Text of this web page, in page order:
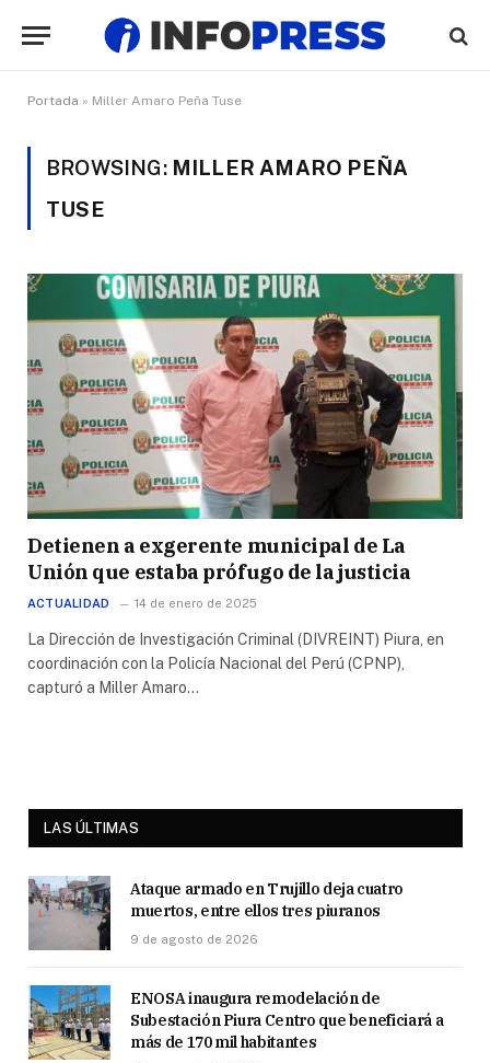
Portada » Miller Amaro Peña Tuse
BROWSING: MILLER AMARO PEÑA
TUSE
Detienen a exgerente municipal de La
Unión que estaba prófugo de la justicia
ACTUALIDAD 14 de enero de 2025
La Dirección de Investigación Criminal (DIVREINT) Piura, en
coordinación con la Policía Nacional del Perú (CPNP),
capturó a Miller Amaro…
LAS ÚLTIMAS
Ataque armado en Trujillo deja cuatro
muertos, entre ellos tres piuranos
9 de agosto de 2026
ENOSA inaugura remodelación de
Subestación Piura Centro que beneficiará a
más de 170 mil habitantes